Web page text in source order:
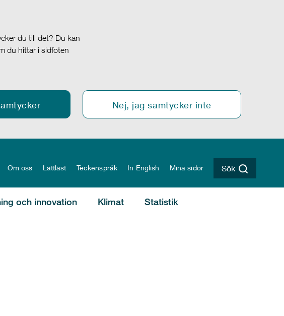
du till det? Du kan
du hittar i sidfoten
Nej, jag samtycker inte
Om oss Lättläst Teckenspråk In English Mina sidor Sök
och innovation Klimat Statistik